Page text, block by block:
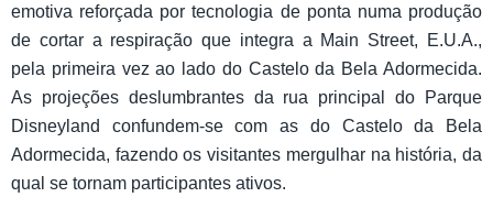
emotiva reforçada por tecnologia de ponta numa produção
de cortar a respiração que integra a Main Street, E.U.A.,
pela primeira vez ao lado do Castelo da Bela Adormecida.
As projeções deslumbrantes da rua principal do Parque
Disneyland confundem-se com as do Castelo da Bela
Adormecida, fazendo os visitantes mergulhar na história, da
qual se tornam participantes ativos.